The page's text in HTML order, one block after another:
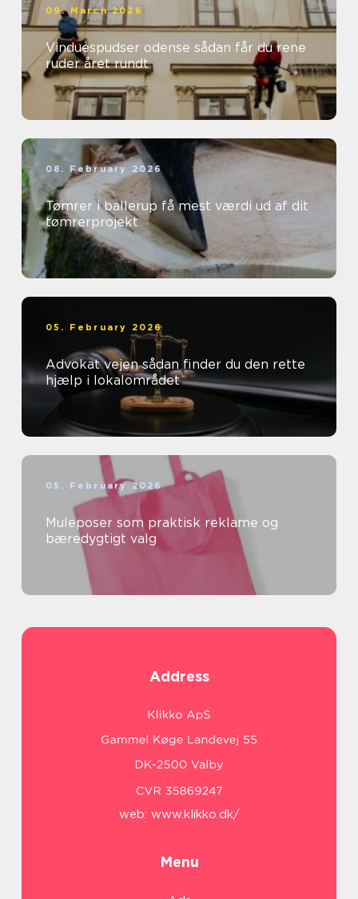
09. March 2026
Vinduespudser odense sådan får du rene
ruder året rundt
08. February 2026
Tømrer i ballerup få mest værdi ud af dit
tømrerprojekt
05. February 2026
Advokat vejen sådan finder du den rette
hjælp i lokalområdet
05. February 2026
Muleposer som praktisk reklame og
bæredygtigt valg
Address
web: www.klikko.dk/
Menu